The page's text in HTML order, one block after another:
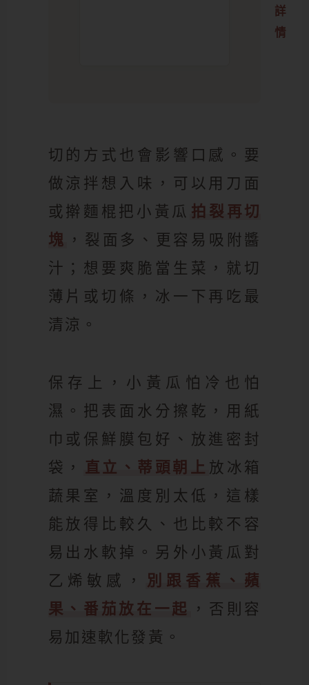
詳
情
切的方式也會影響口感。要
做涼拌想入味，可以用刀面
或擀麵棍把小黃瓜 拍裂再切
塊 ，裂面多、更容易吸附醬
汁；想要爽脆當生菜，就切
薄片或切條，冰一下再吃最
清涼。
保存上，小黃瓜怕冷也怕
濕。把表面水分擦乾，用紙
巾或保鮮膜包好、放進密封
袋，
直立、蒂頭朝上 放冰箱
蔬果室，溫度別太低，這樣
能放得比較久、也比較不容
易出水軟掉。另外小黃瓜對
乙烯敏感，
別跟香蕉、蘋
果、番茄放在一起
，否則容
易加速軟化發黃。